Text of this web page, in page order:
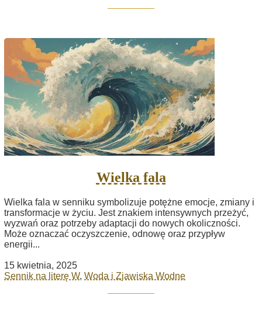
Wielka fala
Wielka fala w senniku symbolizuje potężne emocje, zmiany i
transformacje w życiu. Jest znakiem intensywnych przeżyć,
wyzwań oraz potrzeby adaptacji do nowych okoliczności.
Może oznaczać oczyszczenie, odnowę oraz przypływ
energii...
15 kwietnia, 2025
Sennik na literę W, Woda i Zjawiska Wodne